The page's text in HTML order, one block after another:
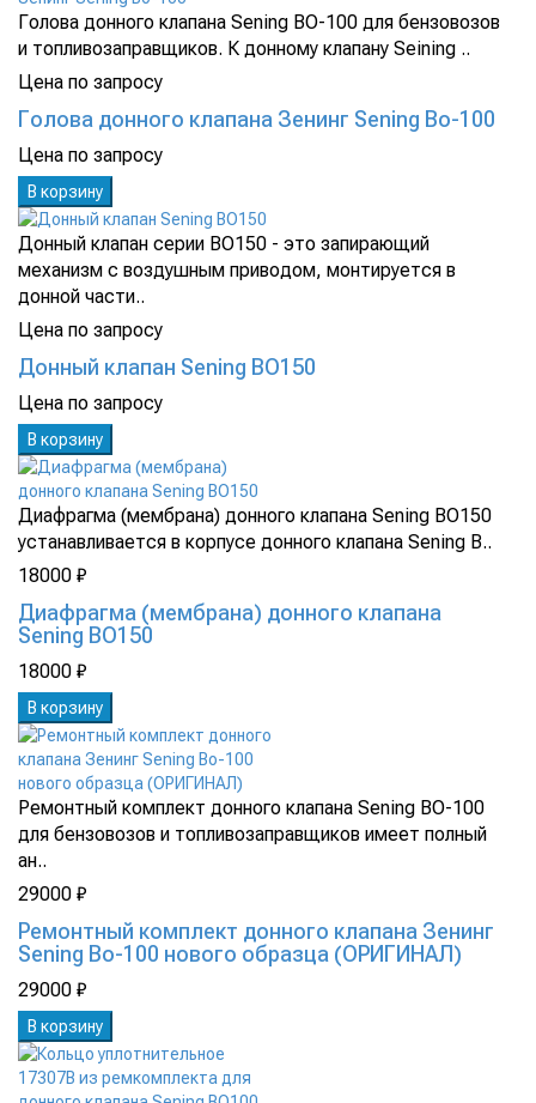
Голова донного клапана Sening BO-100 для бензовозов
и топливозаправщиков. К донному клапану Seining ..
Цена по запросу
Голова донного клапана Зенинг Sening Bo-100
Цена по запросу
В корзину
Донный клапан серии BO150 - это запирающий
механизм с воздушным приводом, монтируется в
донной части..
Цена по запросу
Донный клапан Sening BO150
Цена по запросу
В корзину
Диафрагма (мембрана) донного клапана Sening BO150
устанавливается в корпусе донного клапана Sening B..
18000 ₽
Диафрагма (мембрана) донного клапана
Sening BO150
18000 ₽
В корзину
Ремонтный комплект донного клапана Sening BO-100
для бензовозов и топливозаправщиков имеет полный
ан..
29000 ₽
Ремонтный комплект донного клапана Зенинг
Sening Bo-100 нового образца (ОРИГИНАЛ)
29000 ₽
В корзину